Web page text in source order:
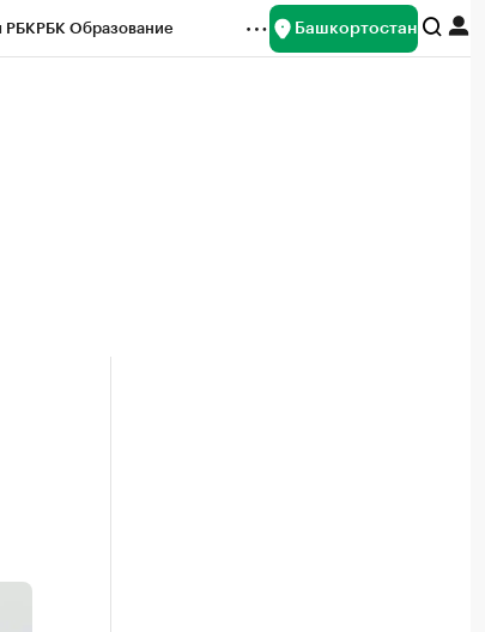
РБКРБК Образование Башкортостан